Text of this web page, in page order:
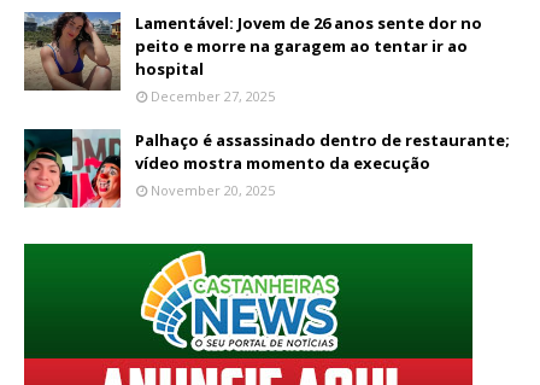
Lamentável: Jovem de 26 anos sente dor no
peito e morre na garagem ao tentar ir ao
hospital
December 27, 2025
Palhaço é assassinado dentro de restaurante;
vídeo mostra momento da execução
November 20, 2025